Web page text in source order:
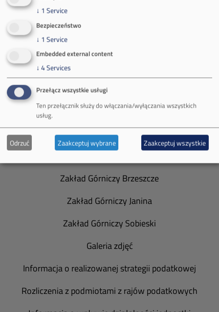
mail:
(poniedziałek-piątek 7:00-15:00)
O Firmie
Władze spółki
Zakład Górniczy Brzeszcze
Zakład Górniczy Janina
Zakład Górniczy Sobieski
Galeria zdjęć
Informacja o realizowanej strategii podatkowej
Rozliczenia z podmiotami z rajów podatkowych
↓ 1 Service
Bezpieczeństwo
↓ 1 Service
Embedded external content
↓ 4Services
Przełącz wszystkie usługi
Ten przełącznik służy do włączania/wyłączania wszystkich
usług.
Odrzuć Zaakceptuj wybrane Zaakceptuj wszystkie